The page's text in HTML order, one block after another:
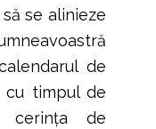
se alinieze
de
cu timpul de
cerința de